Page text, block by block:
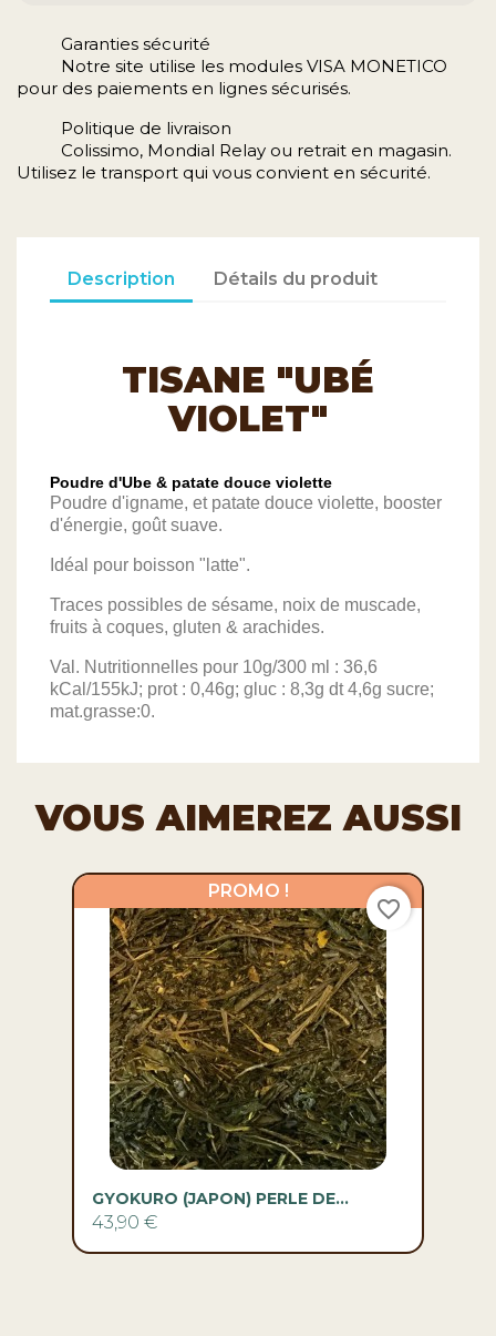
Garanties sécurité
Notre site utilise les modules VISA MONETICO
pour des paiements en lignes sécurisés.
Politique de livraison
Colissimo, Mondial Relay ou retrait en magasin.
Utilisez le transport qui vous convient en sécurité.
Description Détails du produit
TISANE "UBÉ
VIOLET"
Poudre d'Ube & patate douce violette
Poudre d'igname, et patate douce violette, booster
d'énergie, goût suave.
Idéal pour boisson "latte".
Traces possibles de sésame, noix de muscade,
fruits à coques, gluten & arachides.
Val. Nutritionnelles pour 10g/300 ml : 36,6
kCal/155kJ; prot : 0,46g; gluc : 8,3g dt 4,6g sucre;
mat.grasse:0.
VOUS AIMEREZ AUSSI
GYOKURO (JAPON) PERLE DE...
43,90 €
PROMO !
favorite_border